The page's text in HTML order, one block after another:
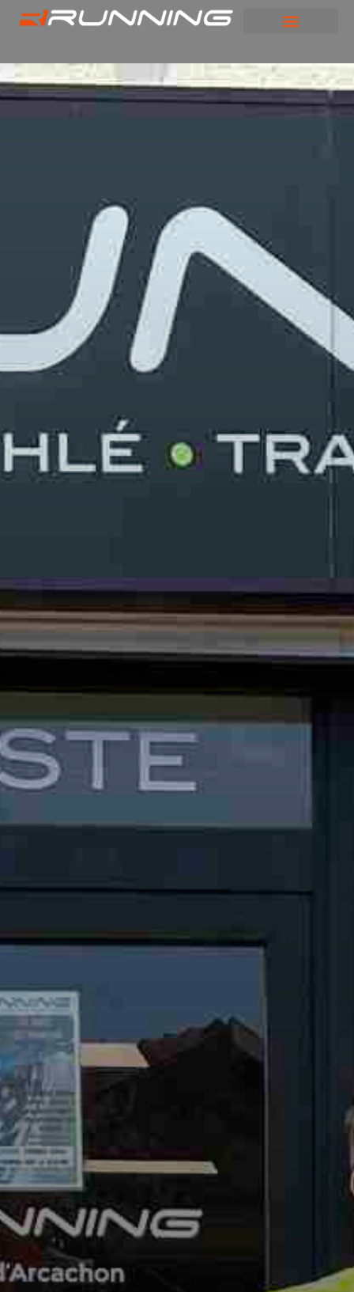
Panneau de gestion des cookies